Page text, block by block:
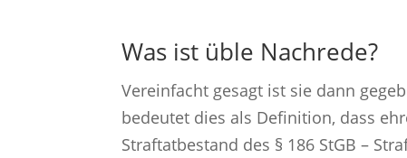
Was ist üble Nachrede?
Vereinfacht gesagt ist sie dann
bedeutet dies als Definition, dass
Straftatbestand des § 186 StGB –